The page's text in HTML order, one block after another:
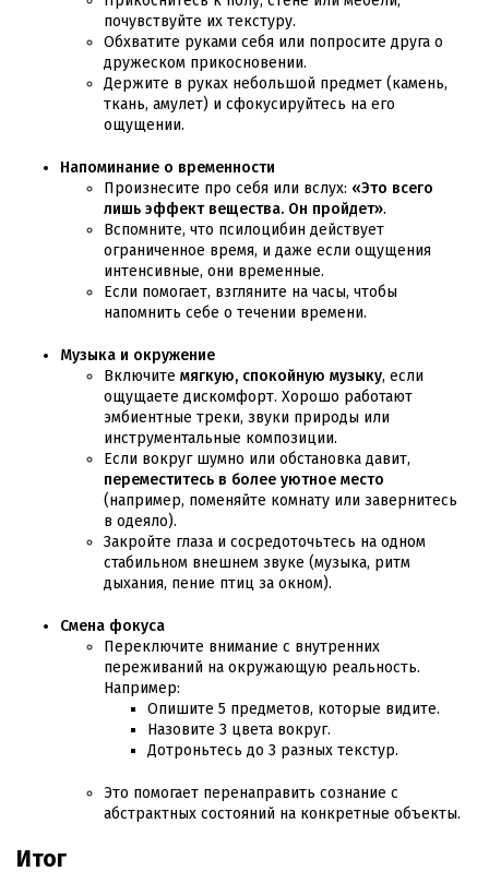
почувствуйте их текстуру.
Обхватите руками себя или попросите друга о
дружеском прикосновении.
Держите в руках небольшой предмет (камень,
ткань, амулет) и сфокусируйтесь на его
ощущении.
Напоминание о временности
Произнесите про себя или вслух: «Это всего
лишь эффект вещества. Он пройдет».
Вспомните, что псилоцибин действует
ограниченное время, и даже если ощущения
интенсивные, они временные.
Если помогает, взгляните на часы, чтобы
напомнить себе о течении времени.
Музыка и окружение
Включите мягкую, спокойную музыку, если
ощущаете дискомфорт. Хорошо работают
эмбиентные треки, звуки природы или
инструментальные композиции.
Если вокруг шумно или обстановка давит,
переместитесь в более уютное место
(например, поменяйте комнату или завернитесь
в одеяло).
Закройте глаза и сосредоточьтесь на одном
стабильном внешнем звуке (музыка, ритм
дыхания, пение птиц за окном).
Смена фокуса
Переключите внимание с внутренних
переживаний на окружающую реальность.
Например:
Опишите 5 предметов, которые видите.
Назовите 3 цвета вокруг.
Дотроньтесь до 3 разных текстур.
Это помогает перенаправить сознание с
абстрактных состояний на конкретные объекты.
Итог